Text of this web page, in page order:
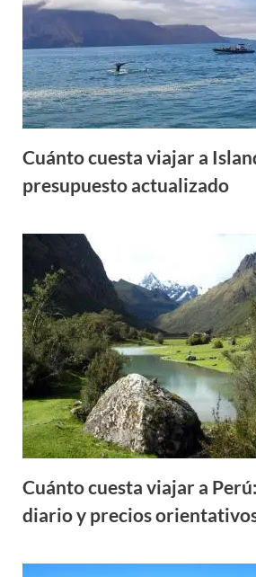
Cuánto cuesta viajar a
presupuesto actualizado
Cuánto cuesta viajar a
diario y precios